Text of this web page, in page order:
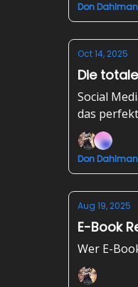
Don
Oct 14, 2025
Die
Social
das
Don
Aug 19, 2025
E-Book
Wer E-